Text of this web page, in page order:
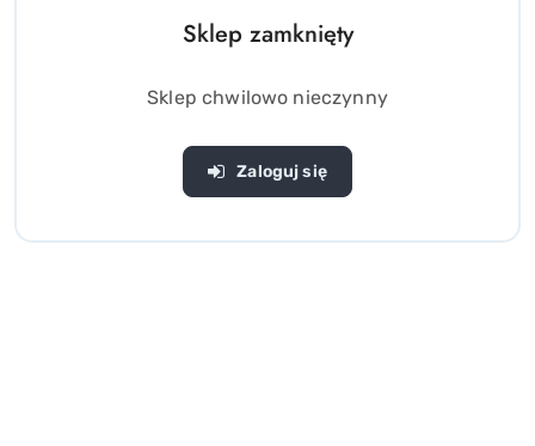
Sklep zamknięty
Sklep chwilowo nieczynny
Zaloguj się